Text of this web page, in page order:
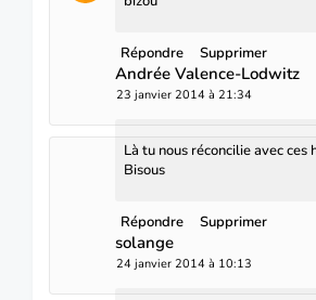
Répondre Supprimer
Andrée Valence-Lodwitz
23 janvier 2014 à 21:34
Là tu nous réconcilie avec ces
Bisous
Répondre Supprimer
solange
24 janvier 2014 à 10:13